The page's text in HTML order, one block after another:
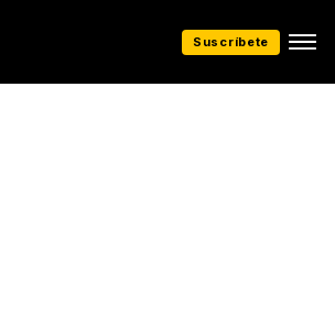
Suscríbete